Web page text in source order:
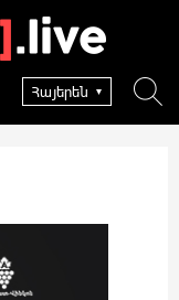
Հայերեն